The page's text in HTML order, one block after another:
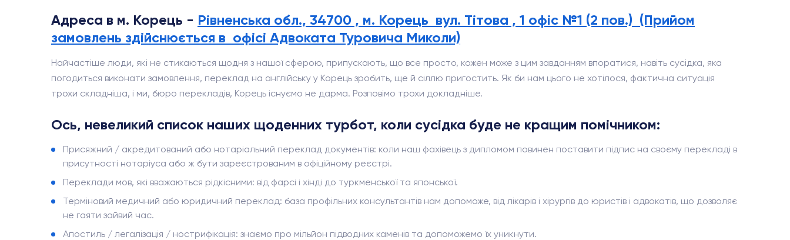
Адреса в м. Корець - Рівненська обл., 34700 , м. Корець вул. Тітова , 1 офіс №1 (2 пов.) (Прийом
замовлень здійснюється в офісі Адвоката Туровича Миколи)
Найчастіше люди, які не стикаються щодня з нашої сферою, припускають, що все просто, кожен може з цим завданням впоратися, навіть сусідка, яка
погодиться виконати замовлення, переклад на англійську у Корець зробить, ще й сіллю пригостить. Як би нам цього не хотілося, фактична ситуація
трохи складніша, і ми, бюро перекладів, Корець існуємо не дарма. Розповімо трохи докладніше.
Ось, невеликий список наших щоденних турбот, коли сусідка буде не кращим помічником:
Присяжний / акредитований або нотаріальний переклад документів: коли наш фахівець з дипломом повинен поставити підпис на своєму перекладі в
присутності нотаріуса або ж бути зареєстрованим в офіційному реєстрі.
Переклади мов, які вважаються рідкісними: від фарсі і хінді до туркменської та японської.
Терміновий медичний або юридичний переклад: база профільних консультантів нам допоможе, від лікарів і хірургів до юристів і адвокатів, що дозволяє
не гаяти зайвий час.
Апостиль / легалізація / нострифікація: знаємо про мільйон підводних каменів та допоможемо їх уникнути.